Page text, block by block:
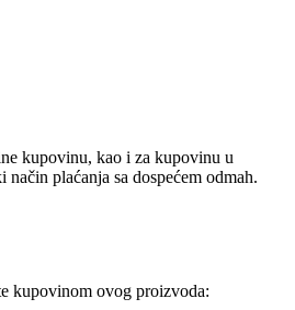
kupovinu, kao i za kupovinu u
plaćanja sa dospećem odmah.
kupovinom ovog proizvoda: